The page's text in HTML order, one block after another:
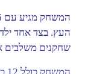
העץ. בצד אחד
שחקנים משלבים
המשחק כולל 12 כרטיסי דפוס דו צדדיים